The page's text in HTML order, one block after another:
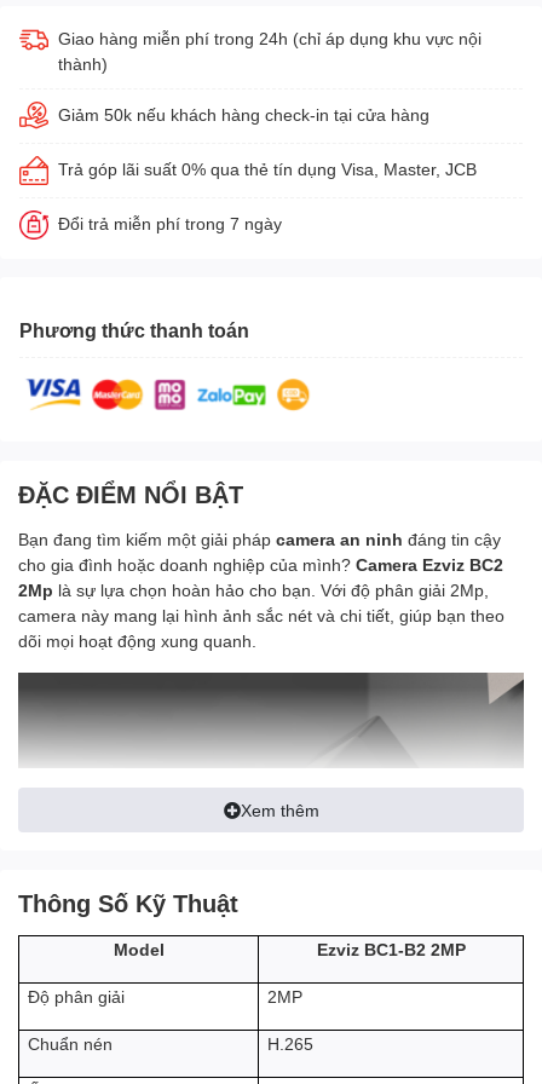
Giao hàng miễn phí trong 24h (chỉ áp dụng khu vực nội
thành)
Giảm 50k nếu khách hàng check-in tại cửa hàng
Trả góp lãi suất 0% qua thẻ tín dụng Visa, Master, JCB
Đổi trả miễn phí trong 7 ngày
Phương thức thanh toán
ĐẶC ĐIỂM NỔI BẬT
Bạn đang tìm kiếm một giải pháp camera an ninh đáng tin cậy
cho gia đình hoặc doanh nghiệp của mình? Camera Ezviz BC2
2Mp là sự lựa chọn hoàn hảo cho bạn. Với độ phân giải 2Mp,
camera này mang lại hình ảnh sắc nét và chi tiết, giúp bạn theo
dõi mọi hoạt động xung quanh.
Camera Ezviz BC2 là sản phẩmcamera wifi an ninh chạy bằng
pincho ngôi nhà thông minh. Thay thế cáccamera nhà thông
minhcồng kềnh và không an toàn.Camera Ezviz BC2
Xem thêm
Thông Số Kỹ Thuật
Model Ezviz BC1-B2 2MP
Độ phân giải 2MP
Chuẩn nén H.265